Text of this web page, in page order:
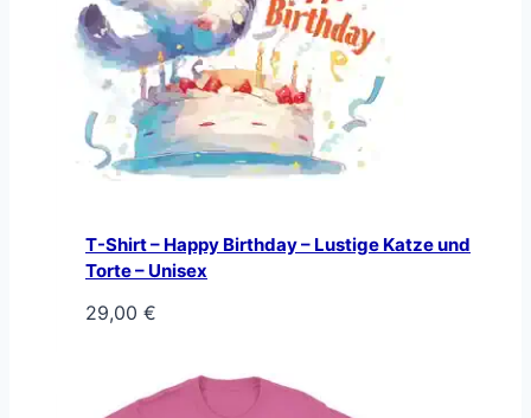
T-Shirt – Happy Birthday – Lustige Katze und
Torte – Unisex
29,00 €